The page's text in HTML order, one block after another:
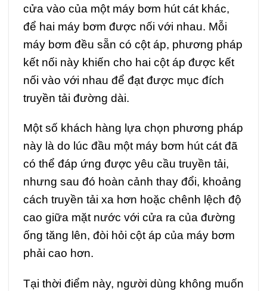
cửa vào của một máy bơm hút cát khác,
để hai máy bơm được nối với nhau. Mỗi
máy bơm đều sẵn có cột áp, phương pháp
kết nối này khiến cho hai cột áp được kết
nối vào với nhau để đạt được mục đích
truyền tải đường dài.
Một số khách hàng lựa chọn phương pháp
này là do lúc đầu một máy bơm hút cát đã
có thể đáp ứng được yêu cầu truyền tải,
nhưng sau đó hoàn cảnh thay đổi, khoảng
cách truyền tải xa hơn hoặc chênh lệch độ
cao giữa mặt nước với cửa ra của đường
ống tăng lên, đòi hỏi cột áp của máy bơm
phải cao hơn.
Tại thời điểm này, người dùng không muốn